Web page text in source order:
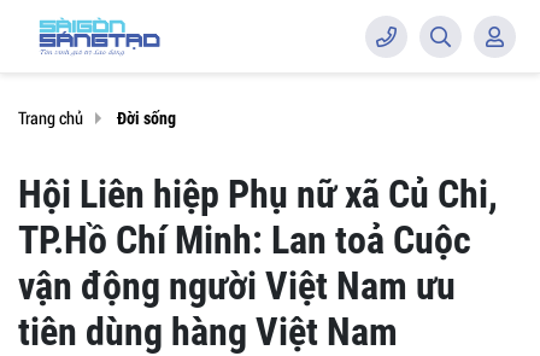
Trang chủ Đời sống
Hội Liên hiệp Phụ nữ xã Củ Chi,
TP.Hồ Chí Minh: Lan toả Cuộc
vận động người Việt Nam ưu
tiên dùng hàng Việt Nam